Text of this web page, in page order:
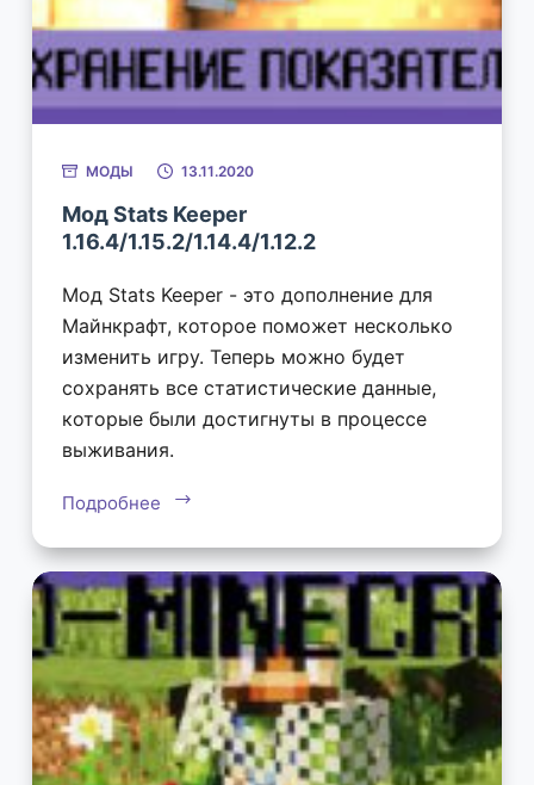
МОДЫ 13.11.2020
Мод Stats Keeper
1.16.4/1.15.2/1.14.4/1.12.2
Мод Stats Keeper - это дополнение для
Майнкрафт, которое поможет несколько
изменить игру. Теперь можно будет
сохранять все статистические данные,
которые были достигнуты в процессе
выживания.
Подробнее